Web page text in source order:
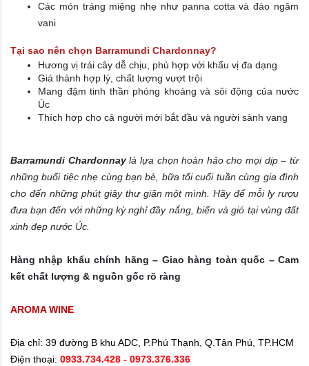
Các món tráng miệng nhẹ như panna cotta và đào ngâm
vani
Tại sao nên chọn Barramundi Chardonnay?
Hương vị trái cây dễ chịu, phù hợp với khẩu vị đa dạng
Giá thành hợp lý, chất lượng vượt trội
Mang đậm tinh thần phóng khoáng và sôi động của nước
Úc
Thích hợp cho cả người mới bắt đầu và người sành vang
Barramundi Chardonnaylà lựa chọn hoàn hảo cho mọi dịp – từ
những buổi tiệc nhẹ cùng bạn bè, bữa tối cuối tuần cùng gia đình
cho đến những phút giây thư giãn một mình. Hãy để mỗi ly rượu
đưa bạn đến với những kỳ nghỉ đầy nắng, biển và gió tại vùng đất
xinh đẹp nước Úc.
Hàng nhập khẩu chính hãng – Giao hàng toàn quốc – Cam
kết chất lượng & nguồn gốc rõ ràng
AROMA WINE
Địa chỉ: 39 đường B khu ADC, P.Phú Thạnh, Q.Tân Phú, TP.HCM
Điện thoại: 0933.734.428 - 0973.376.336